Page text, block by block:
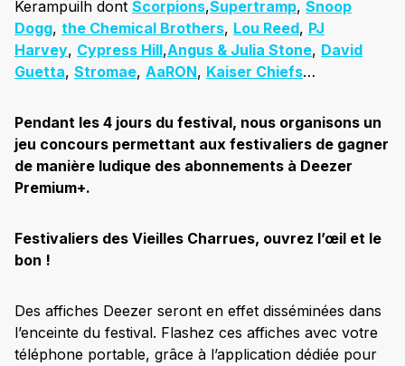
Kerampuilh dont Scorpions,Supertramp, Snoop
Dogg, the Chemical Brothers, Lou Reed, PJ
Harvey, Cypress Hill,Angus & Julia Stone, David
Guetta, Stromae, AaRON, Kaiser Chiefs…
Pendant les 4 jours du festival, nous organisons un
jeu concours permettant aux festivaliers de gagner
de manière ludique des abonnements à Deezer
Premium+.
Festivaliers des Vieilles Charrues, ouvrez l’œil et le
bon !
Des affiches Deezer seront en effet disséminées dans
l’enceinte du festival. Flashez ces affiches avec votre
téléphone portable, grâce à l’application dédiée pour